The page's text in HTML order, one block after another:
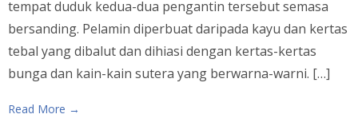
tempat duduk kedua-dua pengantin tersebut semasa
bersanding. Pelamin diperbuat daripada kayu dan kertas
tebal yang dibalut dan dihiasi dengan kertas-kertas
bunga dan kain-kain sutera yang berwarna-warni. […]
Read More →